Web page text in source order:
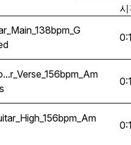
선택
선택
선택